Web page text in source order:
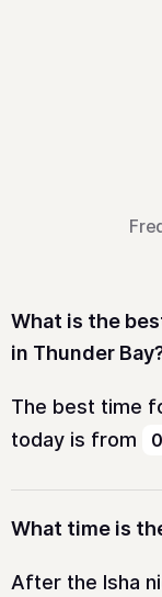
What is the
in Thunder
The best time
today is from
What time is
After the Isha